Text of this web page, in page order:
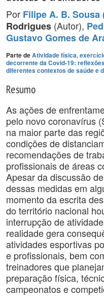
Por Filipe A. B. Sousa
Rodrigues (Autor),
Gustavo Gomes de
Parte deAtividade física,
decorrente da Covid-19:
diferentes contextos de saúde e
Resumo
As ações de
pelo novo coronavírus
na maior parte das
condições de
recomendações de
profissionais de áreas
Apesar da discussão
dessas medidas em
momento da escrita
do território nacional
interrupção de
realidade gera
atividades esportivas
e profissionais, bem
treinadores que
preparação física,
campeonatos e